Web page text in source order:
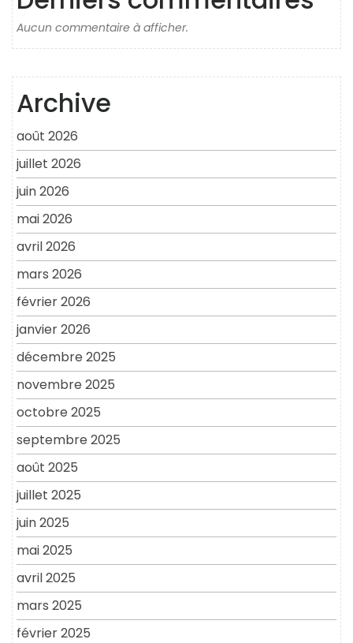
Aucun commentaire à afficher.
Archive
août 2026
juillet 2026
juin 2026
mai 2026
avril 2026
mars 2026
février 2026
janvier 2026
décembre 2025
novembre 2025
octobre 2025
septembre 2025
août 2025
juillet 2025
juin 2025
mai 2025
avril 2025
mars 2025
février 2025